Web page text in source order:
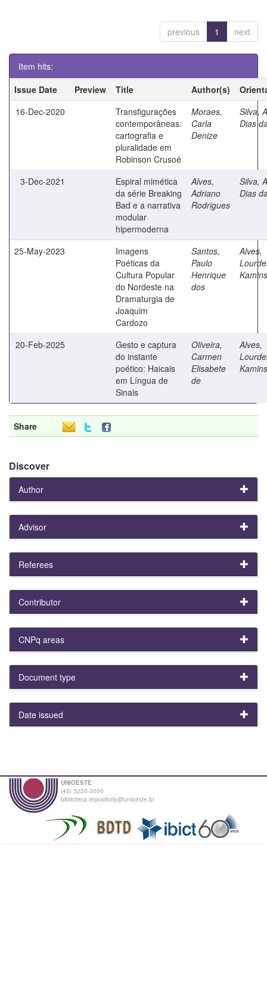
previous 1 next
Item hits:
Issue Date
Preview Title Author(s)
16-Dec-2020
Transfigurações
contemporâneas:
cartografia e
pluralidade em
Robinson Crusoé
Moraes,
Carla
Denize
Silva,
Dias
3-Dec-2021
Espiral mimética
da série Breaking
Bad e a narrativa
modular
hipermoderna
Alves,
Adriano
Rodrigues
Silva,
Dias
25-May-2023
Imagens
Poéticas da
Cultura Popular
do Nordeste na
Dramaturgia de
Joaquim
Cardozo
Santos,
Paulo
Henrique
dos
Alves,
20-Feb-2025
Gesto e captura
do instante
poético: Haicais
em Língua de
Sinais
Oliveira,
Carmen
Elisabete
de
Alves,
Share
Discover
Author
Advisor
Referees
Contributor
CNPq areas
Document type
Date issued
UNIOESTE
(45) 3220-3000
biblioteca.repositorio@unioeste.br